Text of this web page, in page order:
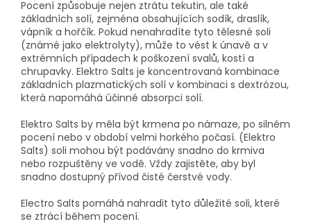
Pocení způsobuje nejen ztrátu tekutin, ale také
základních solí, zejména obsahujících sodík, draslík,
vápník a hořčík. Pokud nenahradíte tyto tělesné soli
(známé jako elektrolyty), může to vést k únavě a v
extrémních případech k poškození svalů, kostí a
chrupavky. Elektro Salts je koncentrovaná kombinace
základních plazmatických solí v kombinaci s dextrózou,
která napomáhá účinné absorpci solí.
Elektro Salts by měla být krmena po námaze, po silném
pocení nebo v období velmi horkého počasí. (Elektro
Salts) soli mohou být podávány snadno do krmiva
nebo rozpuštěny ve vodě. Vždy zajistěte, aby byl
snadno dostupný přívod čisté čerstvé vody.
Electro Salts pomáhá nahradit tyto důležité soli, které
se ztrácí během pocení.